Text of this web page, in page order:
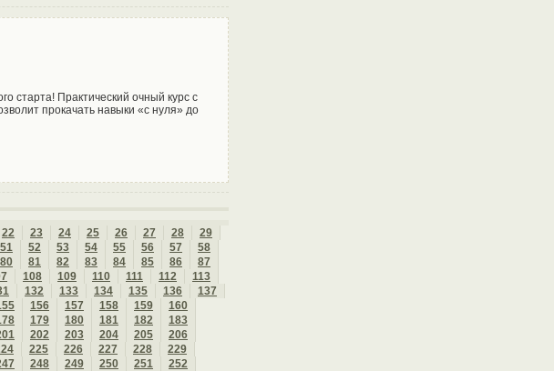
старта! Практический очный курс с
прокачать навыки «с нуля» до
22 23 24 25 26 27 28
29
51 52 53 54 55 56 57
58
80 81 82 83 84 85 86
87
108 109 110 111 112
113
132 133 134 135 136
137
156 157 158 159
160
179 180 181 182
183
202 203 204 205
206
225 226 227 228
229
248 249 250 251
252